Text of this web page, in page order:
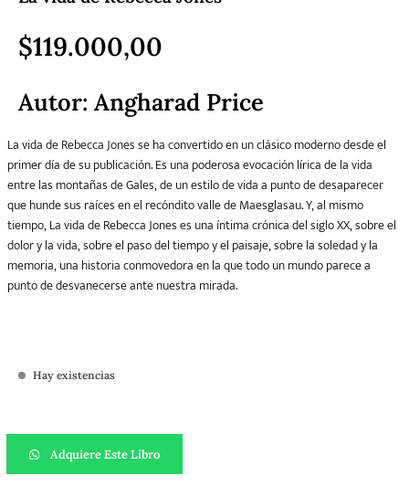
$119.000,00
Autor: Angharad Price
La vida de Rebecca Jones se ha convertido en un clásico moderno desde el
primer día de su publicación. Es una poderosa evocación lírica de la vida
entre las montañas de Gales, de un estilo de vida a punto de desaparecer
que hunde sus raíces en el recóndito valle de Maesglasau. Y, al mismo
tiempo, La vida de Rebecca Jones es una íntima crónica del siglo XX, sobre el
dolor y la vida, sobre el paso del tiempo y el paisaje, sobre la soledad y la
memoria, una historia conmovedora en la que todo un mundo parece a
punto de desvanecerse ante nuestra mirada.
Hay existencias
Adquiere Este Libro